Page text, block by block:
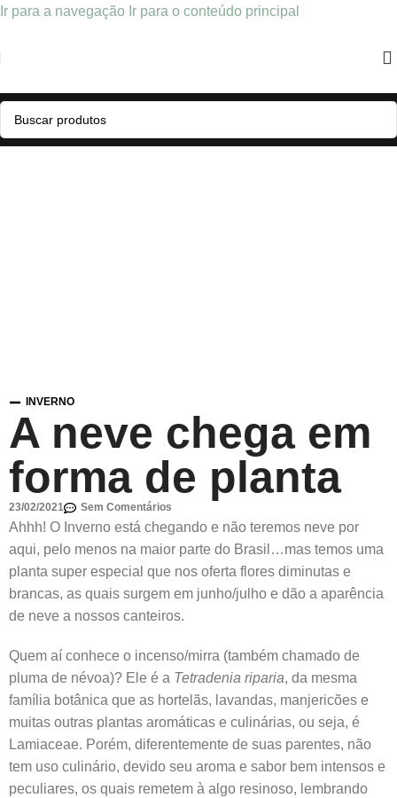
Ir para a navegação Ir para o conteúdo principal
INVERNO
A neve chega em
forma de planta
23/02/2021 Sem Comentários
Ahhh! O Inverno está chegando e não teremos neve por
aqui, pelo menos na maior parte do Brasil…mas temos uma
planta super especial que nos oferta flores diminutas e
brancas, as quais surgem em junho/julho e dão a aparência
de neve a nossos canteiros.
Quem aí conhece o incenso/mirra (também chamado de
pluma de névoa)? Ele é a Tetradenia riparia, da mesma
família botânica que as hortelãs, lavandas, manjericões e
muitas outras plantas aromáticas e culinárias, ou seja, é
Lamiaceae. Porém, diferentemente de suas parentes, não
tem uso culinário, devido seu aroma e sabor bem intensos e
peculiares, os quais remetem à algo resinoso, lembrando